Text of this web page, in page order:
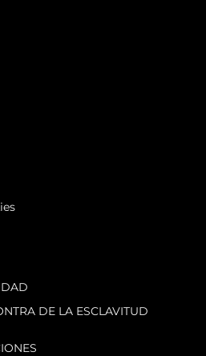
DE LA ESCLAVITUD